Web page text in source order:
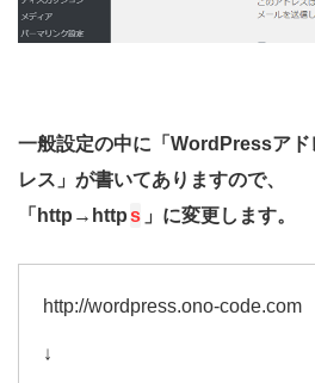
一般設定の中に「WordPressアド
レス」が書いてありますので、
「http→https 」に変更します。
http://wordpress.ono-code.com
↓